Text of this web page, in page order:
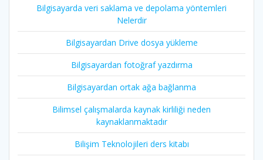
Bilgisayarda veri saklama ve depolama yöntemleri
Nelerdir
Bilgisayardan Drive dosya yükleme
Bilgisayardan fotoğraf yazdırma
Bilgisayardan ortak ağa bağlanma
Bilimsel çalışmalarda kaynak kirliliği neden
kaynaklanmaktadır
Bilişim Teknolojileri ders kitabı